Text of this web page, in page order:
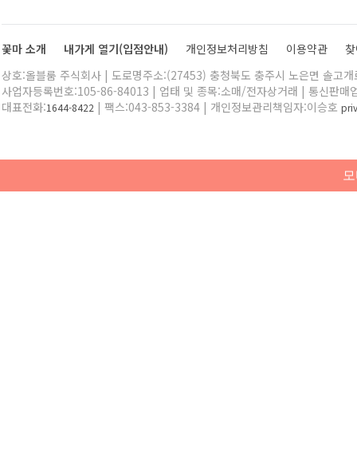
꽃마 소개 내가게 열기(입점안내) 개인정보처리방침 이용약관
상호:올블룸 주식회사 | 도로명주소:(27453) 충청북도 충주시 노은면 솔고
사업자등록번호:105-86-84013 | 업태 및 종목:소매/전자상거래 | 통신판매
대표전화:1644-8422 | 팩스:043-853-3384 | 개인정보관리책임자:이승호